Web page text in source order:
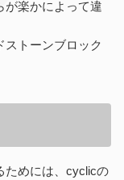
が楽かによって違
ストーンブロック
ためには、cyclicの